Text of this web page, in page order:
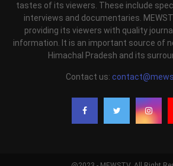
tastes of its viewers. These include
interviews and documentaries.
providing its viewers with quality
information. It is an important source of
Himachal Pradesh and its
Contact us: